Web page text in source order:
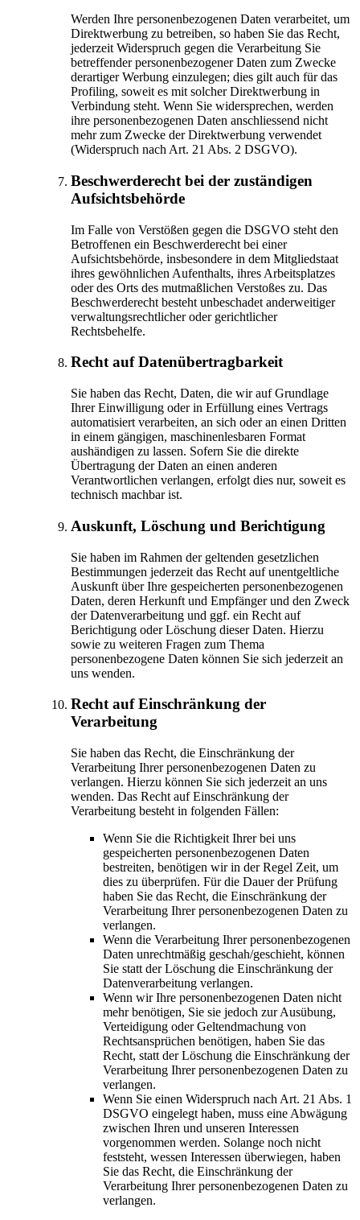
Werden Ihre personenbezogenen Daten verarbeitet, um
Direktwerbung zu betreiben, so haben Sie das Recht,
jederzeit Widerspruch gegen die Verarbeitung Sie
betreffender personenbezogener Daten zum Zwecke
derartiger Werbung einzulegen; dies gilt auch für das
Profiling, soweit es mit solcher Direktwerbung in
Verbindung steht. Wenn Sie widersprechen, werden
ihre personenbezogenen Daten anschliessend nicht
mehr zum Zwecke der Direktwerbung verwendet
(Widerspruch nach Art. 21 Abs. 2 DSGVO).
Beschwerde­recht bei der zuständigen
Aufsichts­behörde
Im Falle von Verstößen gegen die DSGVO steht den
Betroffenen ein Beschwerderecht bei einer
Aufsichtsbehörde, insbesondere in dem Mitgliedstaat
ihres gewöhnlichen Aufenthalts, ihres Arbeitsplatzes
oder des Orts des mutmaßlichen Verstoßes zu. Das
Beschwerderecht besteht unbeschadet anderweitiger
verwaltungsrechtlicher oder gerichtlicher
Rechtsbehelfe.
Recht auf Daten­übertrag­barkeit
Sie haben das Recht, Daten, die wir auf Grundlage
Ihrer Einwilligung oder in Erfüllung eines Vertrags
automatisiert verarbeiten, an sich oder an einen Dritten
in einem gängigen, maschinenlesbaren Format
aushändigen zu lassen. Sofern Sie die direkte
Übertragung der Daten an einen anderen
Verantwortlichen verlangen, erfolgt dies nur, soweit es
technisch machbar ist.
Auskunft, Löschung und Berichtigung
Sie haben im Rahmen der geltenden gesetzlichen
Bestimmungen jederzeit das Recht auf unentgeltliche
Auskunft über Ihre gespeicherten personenbezogenen
Daten, deren Herkunft und Empfänger und den Zweck
der Datenverarbeitung und ggf. ein Recht auf
Berichtigung oder Löschung dieser Daten. Hierzu
sowie zu weiteren Fragen zum Thema
personenbezogene Daten können Sie sich jederzeit an
uns wenden.
Recht auf Einschränkung der
Verarbeitung
Sie haben das Recht, die Einschränkung der
Verarbeitung Ihrer personenbezogenen Daten zu
verlangen. Hierzu können Sie sich jederzeit an uns
wenden. Das Recht auf Einschränkung der
Verarbeitung besteht in folgenden Fällen:
Wenn Sie die Richtigkeit Ihrer bei uns
gespeicherten personenbezogenen Daten
bestreiten, benötigen wir in der Regel Zeit, um
dies zu überprüfen. Für die Dauer der Prüfung
haben Sie das Recht, die Einschränkung der
Verarbeitung Ihrer personenbezogenen Daten zu
verlangen.
Wenn die Verarbeitung Ihrer personenbezogenen
Daten unrechtmäßig geschah/geschieht, können
Sie statt der Löschung die Einschränkung der
Datenverarbeitung verlangen.
Wenn wir Ihre personenbezogenen Daten nicht
mehr benötigen, Sie sie jedoch zur Ausübung,
Verteidigung oder Geltendmachung von
Rechtsansprüchen benötigen, haben Sie das
Recht, statt der Löschung die Einschränkung der
Verarbeitung Ihrer personenbezogenen Daten zu
verlangen.
Wenn Sie einen Widerspruch nach Art. 21 Abs. 1
DSGVO eingelegt haben, muss eine Abwägung
zwischen Ihren und unseren Interessen
vorgenommen werden. Solange noch nicht
feststeht, wessen Interessen überwiegen, haben
Sie das Recht, die Einschränkung der
Verarbeitung Ihrer personenbezogenen Daten zu
verlangen.